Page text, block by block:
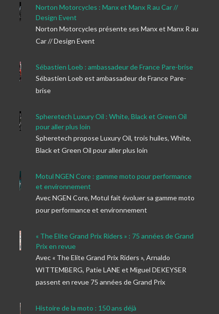
Norton Motorcycles : Manx et Manx R au Car //
Design Event
Norton Motorcycles présente ses Manx et Manx R au
Car // Design Event
Sébastien Loeb : ambassadeur de France Pare-brise
Sébastien Loeb est ambassadeur de France Pare-
brise
Spheretech Luxury Oil : White, Black et Green Oil
pour aller plus loin
Spheretech propose Luxury Oil, trois huiles, White,
Black et Green Oil pour aller plus loin
Motul NGEN Core : gamme moto pour performance
et environnement
Avec NGEN Core, Motul fait évoluer sa gamme moto
pour performance et environnement
« The Elite Grand Prix Riders » : 75 années de Grand
Prix en revue
Avec « The Elite Grand Prix Riders », Arnaldo
WITTEMBERG, Patie LANE et Miguel DEKEYSER
passent en revue 75 années de Grand Prix
Histoire de la moto : 150 ans déjà